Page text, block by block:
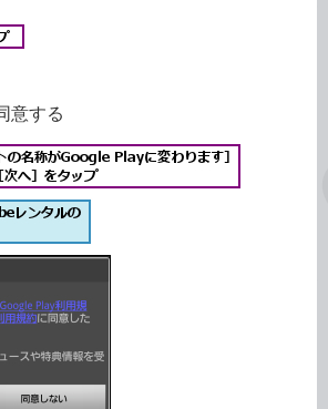
意する